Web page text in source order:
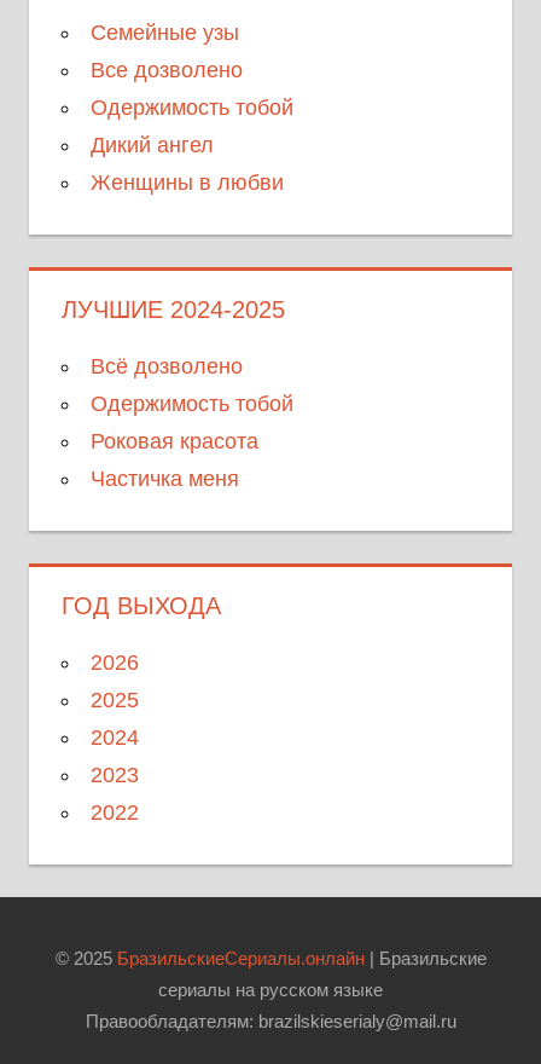
Семейные узы
Все дозволено
Одержимость тобой
Дикий ангел
Женщины в любви
ЛУЧШИЕ 2024-2025
Всё дозволено
Одержимость тобой
Роковая красота
Частичка меня
ГОД ВЫХОДА
2026
2025
2024
2023
2022
© 2025 БразильскиеСериалы.онлайн| Бразильские
сериалы на русском языке
Правообладателям: brazilskieserialy@mail.ru